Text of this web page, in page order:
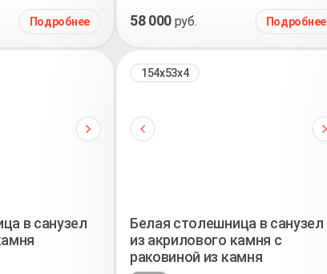
Подробнее 58 000 руб. Подробнее
в санузел
154х53х4
Белая столешница в санузел
из акрилового камня с
раковиной из камня